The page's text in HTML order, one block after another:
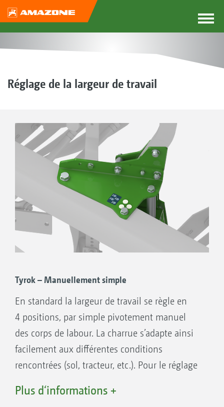
Réglage de la largeur de travail
Tyrok – Manuellement simple
En standard la largeur de travail se règle en
4 positions, par simple pivotement manuel
des corps de labour. La charrue s’adapte ainsi
facilement aux différentes conditions
rencontrées (sol, tracteur, etc.). Pour le réglage
les roues d’appui sont automatiquement
Plus d‘informations +